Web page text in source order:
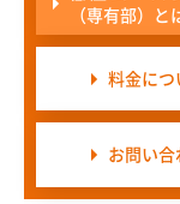
（専有部）と
料金につ
お問い合